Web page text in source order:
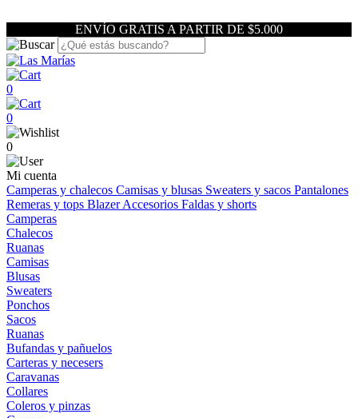
ENVÍO GRATIS A PARTIR DE $5.000
0
0
0
Mi cuenta
Camperas y chalecos Camisas y blusas Sweaters y sacos Pantalones
Remeras y tops BlazerAccesorios Faldas y shorts
Camperas
Chalecos
Ruanas
Camisas
Blusas
Sweaters
Ponchos
Sacos
Ruanas
Bufandas y pañuelos
Carteras y necesers
Caravanas
Collares
Coleros y pinzas